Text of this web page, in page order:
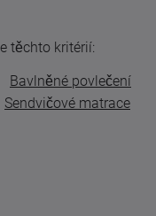
těchto kritérií:
Bavlněné povlečení
Sendvičové matrace